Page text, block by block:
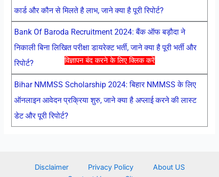
विज्ञापन बंद करने के लिए क्लिक करें
कार्ड और कौन से मिलते है लाभ, जाने क्या है पूरी रिपोर्ट?
Bank Of Baroda Recruitment 2024: बैंक ऑफ बड़ौदा ने
निकाली बिना लिखित परीक्षा डायरेक्ट भर्ती, जाने क्या है पूरी भर्ती और
रिपोर्ट?
Bihar NMMSS Scholarship 2024: बिहार NMMSS के लिए
ऑनलाइन आवेदन प्रक्रिया शुरु, जाने क्या है अप्लाई करने की लास्ट
डेट और पूरी रिपोर्ट?
Disclaimer Privacy Policy
About US